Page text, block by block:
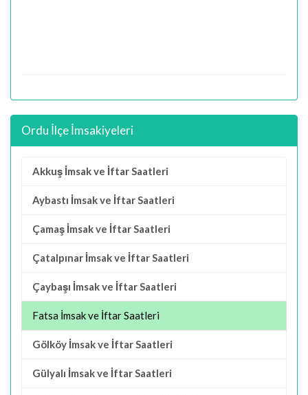
Ordu İlçe İmsakiyeleri
Akkuş İmsak ve İftar Saatleri
Aybastı İmsak ve İftar Saatleri
Çamaş İmsak ve İftar Saatleri
Çatalpınar İmsak ve İftar Saatleri
Çaybaşı İmsak ve İftar Saatleri
Fatsa İmsak ve İftar Saatleri
Gölköy İmsak ve İftar Saatleri
Gülyalı İmsak ve İftar Saatleri